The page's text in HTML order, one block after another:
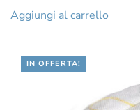
originaleattuale
Aggiungi al carrello
IN OFFERTA!